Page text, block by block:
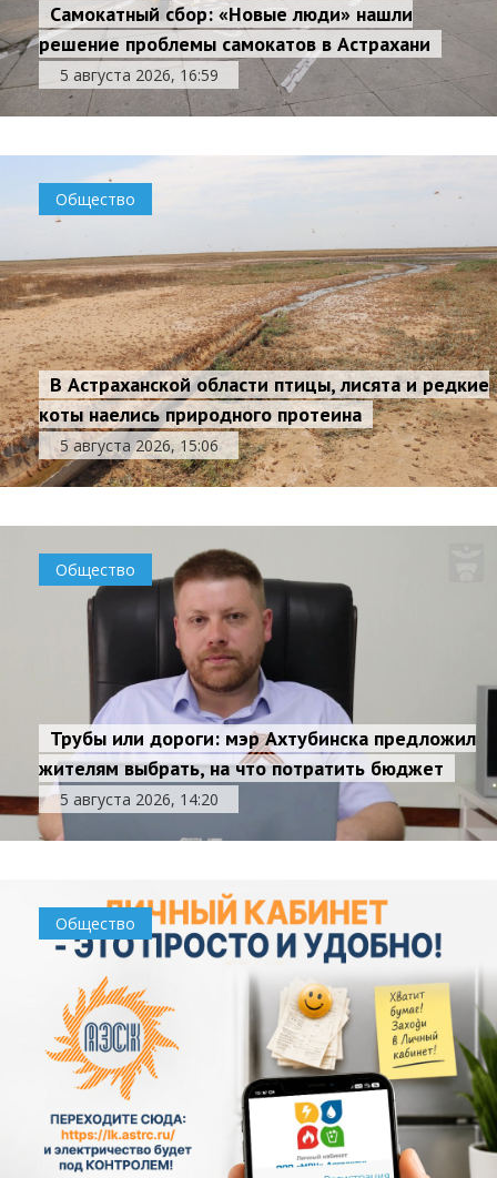
Самокатный сбор: «Новые люди» нашли
решение проблемы самокатов в Астрахани
5 августа 2026, 16:59
Общество
В Астраханской области птицы, лисята и редкие
коты наелись природного протеина
5 августа 2026, 15:06
Общество
Трубы или дороги: мэр Ахтубинска предложил
жителям выбрать, на что потратить бюджет
5 августа 2026, 14:20
Общество